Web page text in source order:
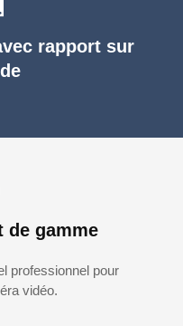
rapport sur
de gamme
professionnel pour
vidéo.